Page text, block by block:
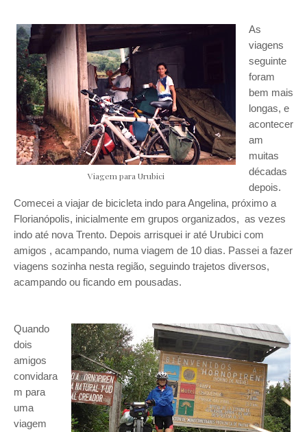
Viagem para Urubici
As
viagens
seguinte
foram
bem mais
longas, e
acontecer
am
muitas
décadas
depois.
Comecei a viajar de bicicleta indo para Angelina, próximo a
Florianópolis, inicialmente em grupos organizados, as vezes
indo até nova Trento. Depois arrisquei ir até Urubici com
amigos , acampando, numa viagem de 10 dias. Passei a fazer
viagens sozinha nesta região, seguindo trajetos diversos,
acampando ou ficando em pousadas.
Quando
dois
amigos
convidara
m para
uma
viagem